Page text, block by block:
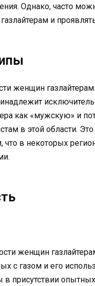
Однако, часто
и
женщин
как «мужскую» и
в этой области.
в некоторых
женщин
с газом и его
присутствии